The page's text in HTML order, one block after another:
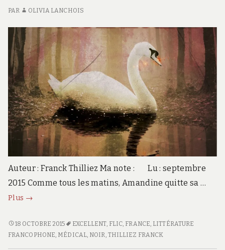
PAR OLIVIA LANCHOIS
Auteur : Franck Thilliez Ma note : Lu : septembre
2015 Comme tous les matins, Amandine quitte sa …
Plus Pandemia
→
PANDEMIA
18 OCTOBRE 2015 EXCELLENT, FLIC, FRANCE, LITTÉRATURE
FRANCOPHONE, MÉDICAL, NOIR, THILLIEZ FRANCK